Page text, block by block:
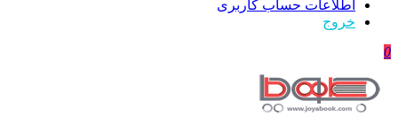
اطلاعات حساب كاربری
خروج
0